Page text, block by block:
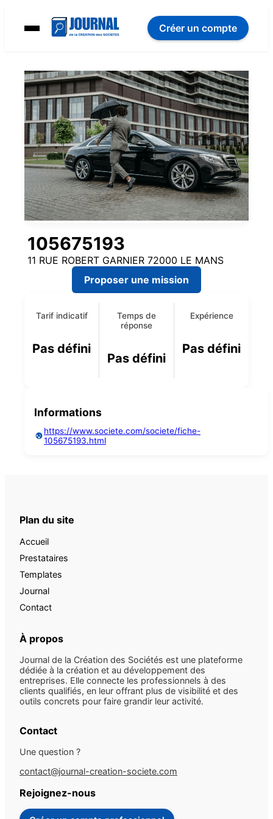
Créer un compte
105675193
11 RUE ROBERT GARNIER 72000 LE MANS
Proposer une mission
Tarif indicatif
Pas défini
Temps de
réponse
Pas défini
Expérience
Pas défini
Informations
https://www.societe.com/societe/fiche-
105675193.html
Plan du site
Accueil
Prestataires
Templates
Journal
Contact
À propos
Journal de la Création des Sociétés est une plateforme
dédiée à la création et au développement des
entreprises. Elle connecte les professionnels à des
clients qualifiés, en leur offrant plus de visibilité et des
outils concrets pour faire grandir leur activité.
Contact
Une question ?
contact@journal-creation-societe.com
Rejoignez-nous